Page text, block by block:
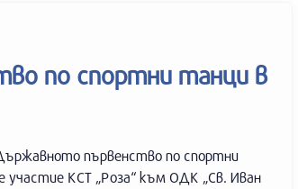
по спортни танци в
първенство по спортни
участие КСТ „Роза“ към ОДК „Св. Иван